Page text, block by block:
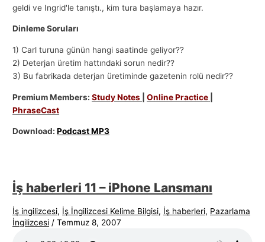
geldi ve Ingrid'le tanıştı., kim tura başlamaya hazır.
Dinleme Soruları
1) Carl turuna günün hangi saatinde geliyor??
2) Deterjan üretim hattındaki sorun nedir??
3) Bu fabrikada deterjan üretiminde gazetenin rolü nedir??
Premium Members:Study Notes |Online Practice
PhraseCast
Download:Podcast MP3
İş haberleri 11 – iPhone Lansmanı
İş ingilizcesi, İş İngilizcesi Kelime Bilgisi, İş haberleri, Pazarlama
İngilizcesi /Temmuz 8, 2007